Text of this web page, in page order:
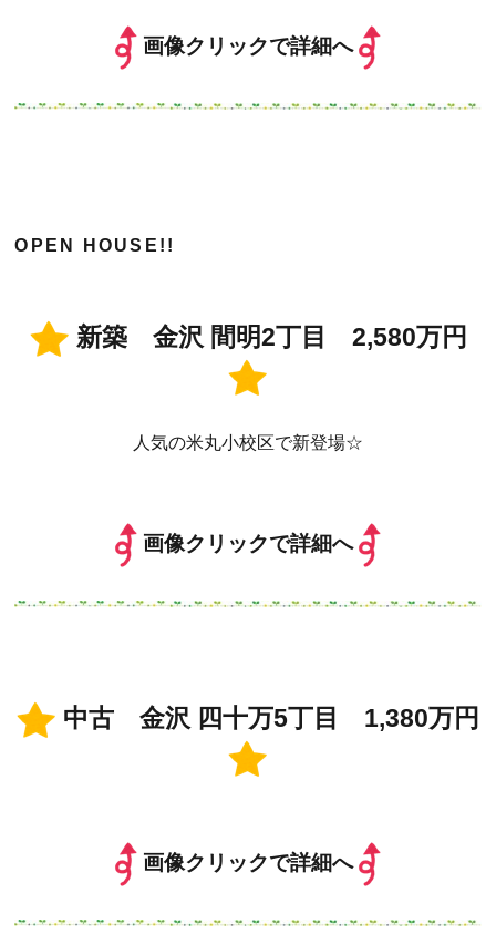
画像クリックで詳細へ
OPEN HOUSE!!
新築 金沢 間明2丁目 2,580万円
人気の米丸小校区で新登場☆
画像クリックで詳細へ
中古 金沢 四十万5丁目 1,380万円
画像クリックで詳細へ